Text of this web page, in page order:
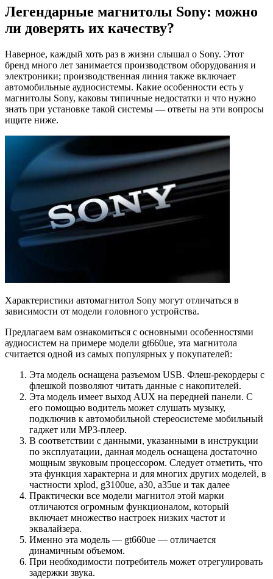
Легендарные магнитолы Sony: можно
ли доверять их качеству?
Наверное, каждый хоть раз в жизни слышал о Sony. Этот
бренд много лет занимается производством оборудования и
электроники; производственная линия также включает
автомобильные аудиосистемы. Какие особенности есть у
магнитолы Sony, каковы типичные недостатки и что нужно
знать при установке такой системы — ответы на эти вопросы
ищите ниже.
Характеристики автомагнитол Sony могут отличаться в
зависимости от модели головного устройства.
Предлагаем вам ознакомиться с основными особенностями
аудиосистем на примере модели gt660ue, эта магнитола
считается одной из самых популярных у покупателей:
Эта модель оснащена разъемом USB. Флеш-рекордеры с
флешкой позволяют читать данные с накопителей.
Эта модель имеет выход AUX на передней панели. С
его помощью водитель может слушать музыку,
подключив к автомобильной стереосистеме мобильный
гаджет или MP3-плеер.
В соответствии с данными, указанными в инструкции
по эксплуатации, данная модель оснащена достаточно
мощным звуковым процессором. Следует отметить, что
эта функция характерна и для многих других моделей, в
частности xplod, g3100ue, a30, a35ue и так далее
Практически все модели магнитол этой марки
отличаются огромным функционалом, который
включает множество настроек низких частот и
эквалайзера.
Именно эта модель — gt660ue — отличается
динамичным объемом.
При необходимости потребитель может отрегулировать
задержки звука.